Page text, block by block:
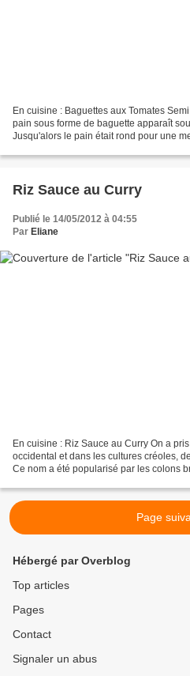
En cuisine : Baguettes aux Tomates
pain sous forme de baguette apparaît
Jusqu'alors le pain était rond pour une
Riz Sauce au Curry
Publié le 14/05/2012 à 04:55
Par Eliane
En cuisine : Riz Sauce au Curry On a
occidental et dans les cultures créoles,
Ce nom a été popularisé par les colons
Page
Hébergé par Overblog
Top articles
Pages
Contact
Signaler un abus